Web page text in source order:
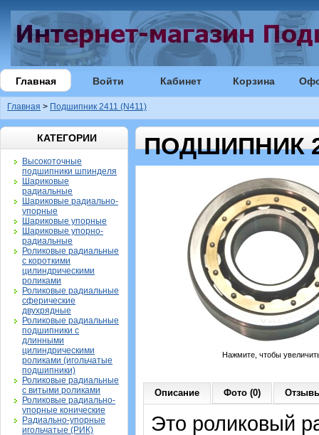
Главная Войти Кабинет Корзина
Главная > Подшипник 2411 (N411)
КАТЕГОРИИ
Высокоточные
подшипники шпинделя
Шариковые
радиальные
Шариковые радиально-
упорные
Шариковые упорные
Шариковые упорно-
радиальные
Роликовые радиальные
с короткими
цилиндрическими
роликами
Роликовые радиальные
сферические
двухрядные
Роликовые радиальные
подшипники с
длинными
цилиндрическими
роликами (игольчатые
подшипники)
Роликовые радиальные
с витыми роликами
Роликовые радиально-
упорные конические
Радиально-упорные
игольчатые (РИК)
ПОДШИПНИК
Нажмите, чтобы
Описание Фото (0)
Это роликовый